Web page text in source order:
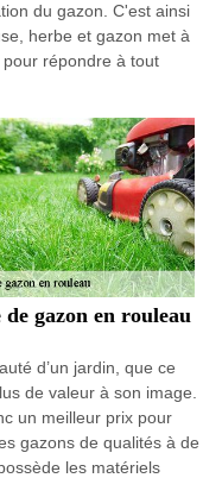
du gazon. C'est ainsi
herbe et gazon met à
répondre à tout
gazon en rouleau
d’un jardin, que ce
de valeur à son image.
un meilleur prix pour
gazons de qualités à de
les matériels